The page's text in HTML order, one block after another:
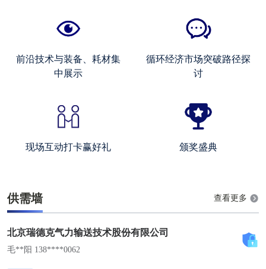
前沿技术与装备、耗材集
中展示
循环经济市场突破路径探
讨
现场互动打卡赢好礼 颁奖盛典
供需墙 查看更多
北京瑞德克气力输送技术股份有限公司
毛**阳 138****0062